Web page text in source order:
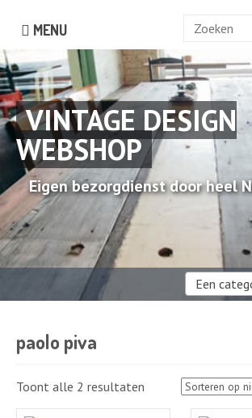
MENU
Zoek
VINTAGE DESIGN
WEBSHOP
Eigen bezorgdienst door heel
Een
paolo piva
Toont alle 2 resultaten Gesorteerd